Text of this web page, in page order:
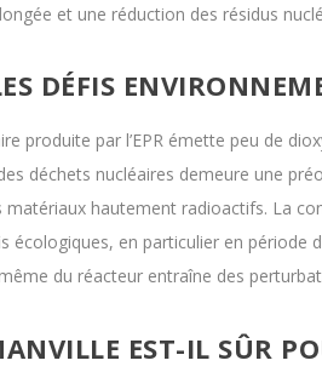
et une réduction des résidus
DÉFIS
produite par l’EPR émette peu de
déchets nucléaires demeure une
hautement radioactifs. La
écologiques, en particulier en période
du réacteur entraîne des
EST-IL SÛR